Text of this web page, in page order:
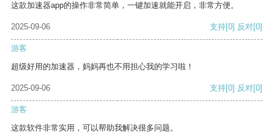
这款加速器app的操作非常简单，一键加速就能开启，非常方便。
2025-09-06 支持[0] 反对[0]
游客
超级好用的加速器，妈妈再也不用担心我的学习啦！
2025-09-06 支持[0] 反对[0]
游客
这款软件非常实用，可以帮助我解决很多问题。